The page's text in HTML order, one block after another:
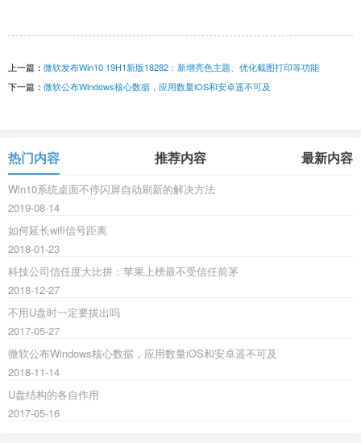
上一篇： 微软发布Win10 19H1新版18282：新增亮色主题、优化截图打印等功能
下一篇： 微软公布Windows核心数据，应用数量iOS和安卓遥不可及
热门内容 推荐内容 最新内容
Win10系统桌面不停闪屏自动刷新的解决方法
2019-08-14
如何延长wifi信号距离
2018-01-23
科技公司信任度大比拼：苹果上榜最不受信任前茅
2018-12-27
不用U盘时一定要拔出吗
2017-05-27
微软公布Windows核心数据，应用数量iOS和安卓遥不可及
2018-11-14
U盘结构的各自作用
2017-05-16